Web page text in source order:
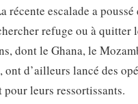
récente escalade a
refuge ou à quitter
dont le Ghana, le
ont d’ailleurs lancé des
leurs ressortissants.